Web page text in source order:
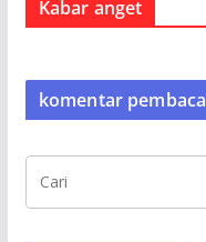
Kabar anget
komentar pembaca